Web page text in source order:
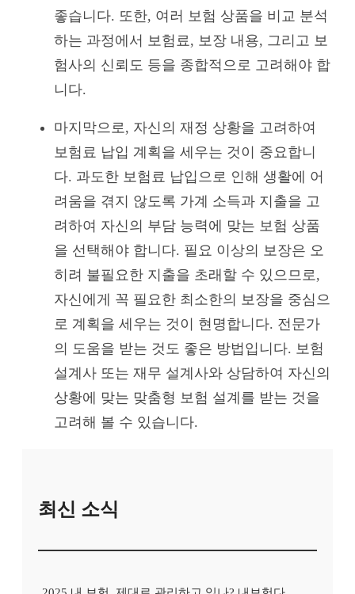
좋습니다. 또한, 여러 보험 상품을 비교 분석
하는 과정에서 보험료, 보장 내용, 그리고 보
험사의 신뢰도 등을 종합적으로 고려해야 합
니다.
마지막으로, 자신의 재정 상황을 고려하여
보험료 납입 계획을 세우는 것이 중요합니
다. 과도한 보험료 납입으로 인해 생활에 어
려움을 겪지 않도록 가계 소득과 지출을 고
려하여 자신의 부담 능력에 맞는 보험 상품
을 선택해야 합니다. 필요 이상의 보장은 오
히려 불필요한 지출을 초래할 수 있으므로,
자신에게 꼭 필요한 최소한의 보장을 중심으
로 계획을 세우는 것이 현명합니다. 전문가
의 도움을 받는 것도 좋은 방법입니다. 보험
설계사 또는 재무 설계사와 상담하여 자신의
상황에 맞는 맞춤형 보험 설계를 받는 것을
고려해 볼 수 있습니다.
최신 소식